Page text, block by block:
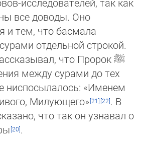
исследователей, так как
все доводы. Оно
и тем, что басмала
отдельной строкой.
что Пророкﷺ
между сурами до тех
ниспосылалось: «Име­нем
Милующего»
. В
что так он узнавал о
.